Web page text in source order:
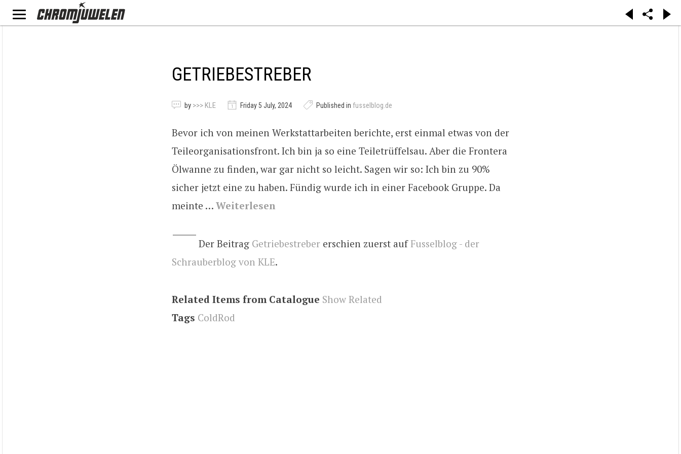
GETRIEBESTREBER
by >>> KLE Friday 5 July, 2024 Published in fusselblog.de
Bevor ich von meinen Werkstattarbeiten berichte, erst einmal etwas von der
Teileorganisationsfront. Ich bin ja so eine Teiletrüffelsau. Aber die Frontera
Ölwanne zu finden, war gar nicht so leicht. Sagen wir so: Ich bin zu 90%
sicher jetzt eine zu haben. Fündig wurde ich in einer Facebook Gruppe. Da
meinte … Weiterlesen
Der Beitrag Getriebestreber erschien zuerst auf Fusselblog - der
Schrauberblog von KLE.
Related Items from Catalogue Show Related
Tags ColdRod